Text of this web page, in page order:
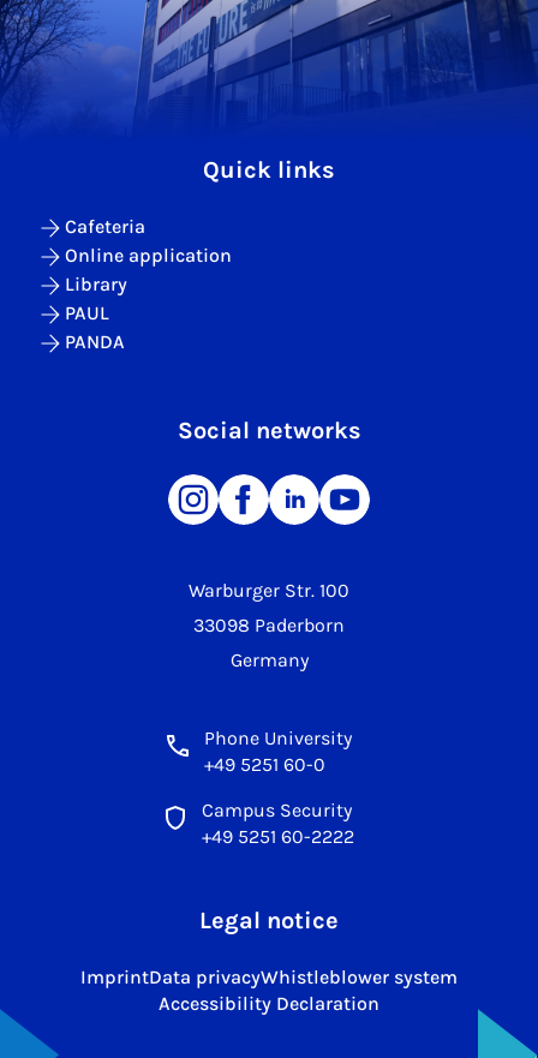
Warburger Str. 100
33098 Paderborn
Germany
Phone University
+49 5251 60-0
Campus Security
+49 5251 60-2222
Quick links
Cafeteria
Online application
Library
PAUL
PANDA
Social networks
Legal notice
ImprintData privacyWhistleblower system
Accessibility Declaration